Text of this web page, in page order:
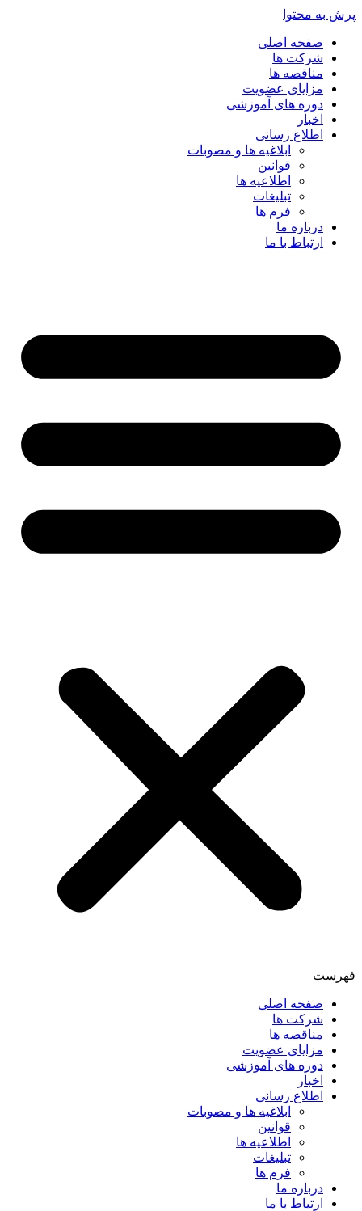
پرش به محتوا
صفحه اصلی
شرکت ها
مناقصه ها
مزایای عضویت
دوره های آموزشی
اخبار
اطلاع رسانی
ابلاغیه ها و مصوبات
قوانین
اطلاعیه ها
تبلیغات
فرم ها
درباره ما
ارتباط با ما
فهرست
صفحه اصلی
شرکت ها
مناقصه ها
مزایای عضویت
دوره های آموزشی
اخبار
اطلاع رسانی
ابلاغیه ها و مصوبات
قوانین
اطلاعیه ها
تبلیغات
فرم ها
درباره ما
ارتباط با ما